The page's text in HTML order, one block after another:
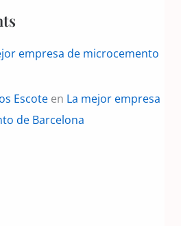
empresa de microcemento
Escote en La mejor empresa
de Barcelona